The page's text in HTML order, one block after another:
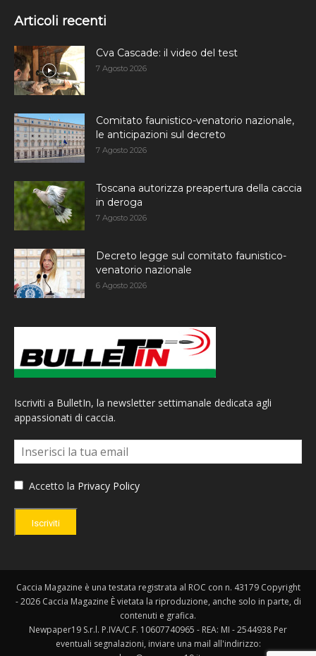
Articoli recenti
Cva Cascade: il video del test
7 Agosto 2026
Comitato faunistico-venatorio nazionale,
le anticipazioni sul decreto
7 Agosto 2026
Toscana autorizza preapertura della caccia
in deroga
7 Agosto 2026
Decreto legge sul comitato faunistico-
venatorio nazionale
6 Agosto 2026
Iscriviti a BulletIn, la newsletter settimanale dedicata agli
appassionati di caccia.
Accetto la Privacy Policy
Iscriviti
Caccia Magazine è una testata registrata al ROC con n. 43179 Copyright
- 2026 Caccia Magazine È vietata la riproduzione, anche solo in parte, di
contenuti e grafica.
Newpaper19 S.r.l. P.IVA/C.F. 10607740965 - REA: MI - 2544938 Per
eventuali segnalazioni, inviare una mail all'indirizzo: